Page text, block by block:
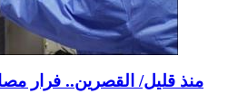
منذ قليل/ القصرين.. فرار